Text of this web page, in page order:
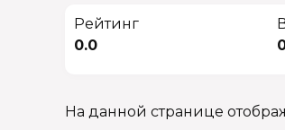
Рейтинг
0.0
На данной странице